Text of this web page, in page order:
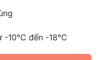
-10℃ đến -18℃